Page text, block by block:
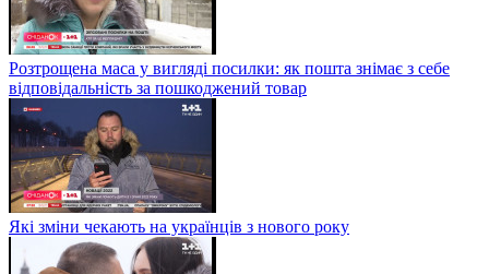
Розтрощена маса у вигляді посилки: як пошта знімає з себе
відповідальність за пошкоджений товар
Які зміни чекають на українців з нового року